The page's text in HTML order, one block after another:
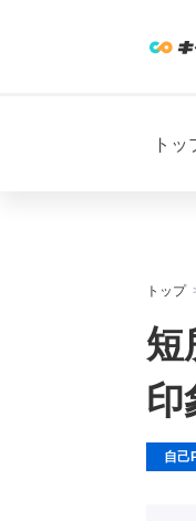
トッ
トップ
短
印
自己